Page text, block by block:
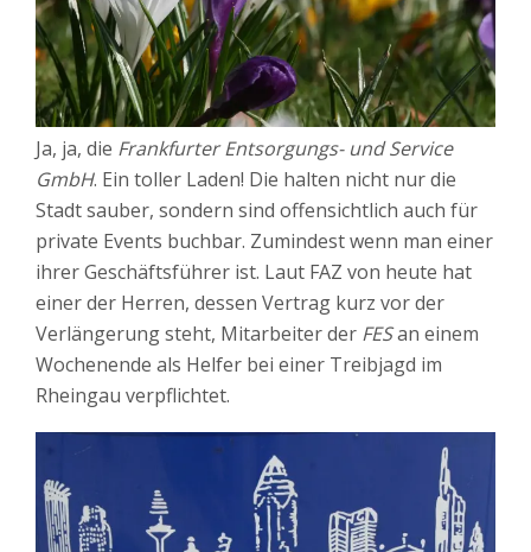
Ja, ja, die Frankfurter Entsorgungs- und Service
GmbH. Ein toller Laden! Die halten nicht nur die
Stadt sauber, sondern sind offensichtlich auch für
private Events buchbar. Zumindest wenn man einer
ihrer Geschäftsführer ist. Laut FAZ von heute hat
einer der Herren, dessen Vertrag kurz vor der
Verlängerung steht, Mitarbeiter der FESan einem
Wochenende als Helfer bei einer Treibjagd im
Rheingau verpflichtet.